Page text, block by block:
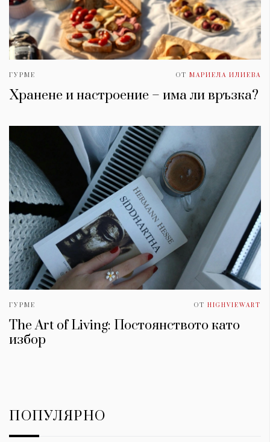
ГУРМЕ ОТ МАРИЕЛА ИЛИЕВА
Хранене и настроение – има ли връзка?
ГУРМЕ ОТ HIGHVIEWART
The Art of Living: Постоянството като
избор
ПОПУЛЯРНО